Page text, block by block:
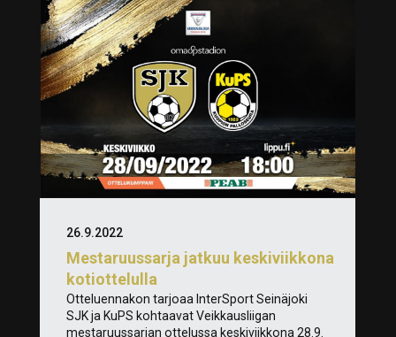
Mestaruussarja jatkuu keskiviikkona
kotiottelulla
26.9.2022
Otteluennakon tarjoaa InterSport Seinäjoki
SJK ja KuPS kohtaavat Veikkausliigan
mestaruussarjan ottelussa keskiviikkona 28.9.